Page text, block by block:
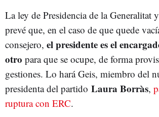
La ley de Presidencia de la Generalitat
prevé que, en el caso de que quede
consejero, el presidente es el
otro para que se ocupe, de forma
gestiones. Lo hará Geis, miembro del
presidenta del partido Laura Borràs,
ruptura con ERC.